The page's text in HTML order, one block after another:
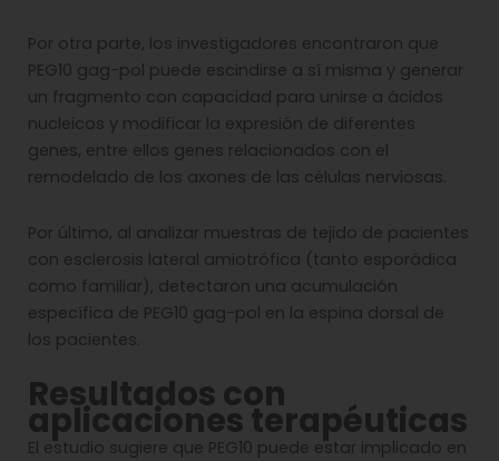
Por otra parte, los investigadores encontraron que
PEG10 gag-pol puede escindirse a sí misma y generar
un fragmento con capacidad para unirse a ácidos
nucleicos y modificar la expresión de diferentes
genes, entre ellos genes relacionados con el
remodelado de los axones de las células nerviosas.
Por último, al analizar muestras de tejido de pacientes
con esclerosis lateral amiotrófica (tanto esporádica
como familiar), detectaron una acumulación
específica de PEG10 gag-pol en la espina dorsal de
los pacientes.
Resultados con
aplicaciones terapéuticas
El estudio sugiere que PEG10 puede estar implicado en